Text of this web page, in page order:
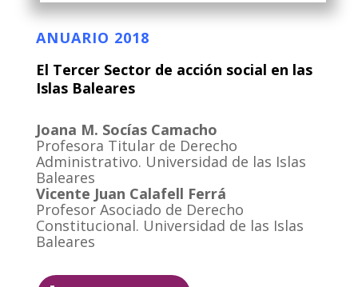
ANUARIO 2018
El Tercer Sector de acción social en las
Islas Baleares
Joana M. Socías Camacho
Profesora Titular de Derecho
Administrativo. Universidad de las Islas
Baleares
Vicente Juan Calafell Ferrá
Profesor Asociado de Derecho
Constitucional. Universidad de las Islas
Baleares